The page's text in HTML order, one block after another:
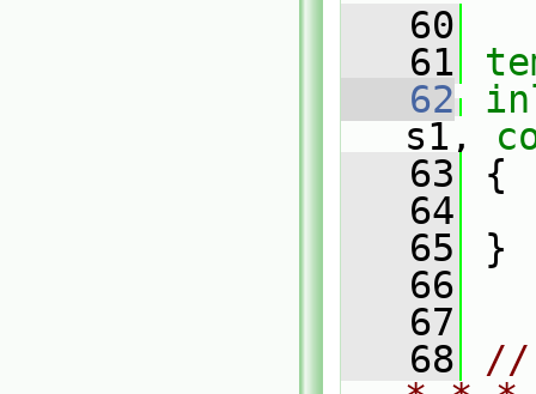
   60
   61
   62
s1,
   63
{
   64
   65
}
   66
   67
   68
//